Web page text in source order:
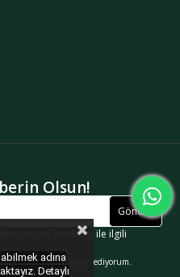
Olsun!
ve son yenilikler ile ilgili
Gönder
korunmasını kabul ediyorum.
adına
Detaylı